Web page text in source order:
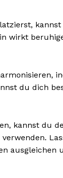
wirkt
du dich
kannst du
ausgleichen